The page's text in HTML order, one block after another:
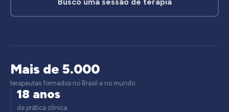
Busco uma sessão de terapia
Mais de 5.000
terapeutas formados no Brasil e no mundo
18 anos
de prática clínica